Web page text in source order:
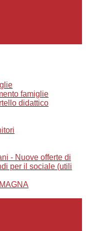
famiglie
didattico
- Nuove offerte di
per il sociale (utili